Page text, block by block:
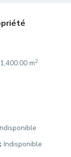
1,400.00 m2
Indisponible